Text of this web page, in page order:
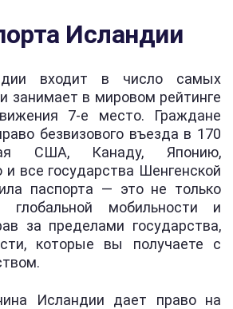
Исландии
входит в число самых
занимает в мировом рейтинге
7-е место. Граждане
безвизового въезда в 170
США, Канаду, Японию,
и все государства Шенгенской
паспорта — это не только
глобальной мобильности и
за пределами государства,
которые вы получаете с
Исландии дает право на